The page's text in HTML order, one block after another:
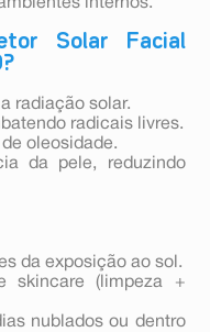
internos.
Solar Facial
radiação solar.
radicais livres.
oleosidade.
da pele, reduzindo
da exposição ao sol.
skincare (limpeza +
nublados ou dentro